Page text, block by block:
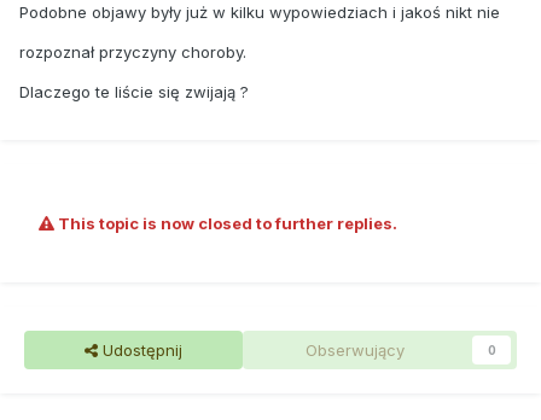
Podobne objawy były już w kilku wypowiedziach i jakoś nikt nie
rozpoznał przyczyny choroby.
Dlaczego te liście się zwijają ?
This topic is now closed to further replies.
Udostępnij Obserwujący 0